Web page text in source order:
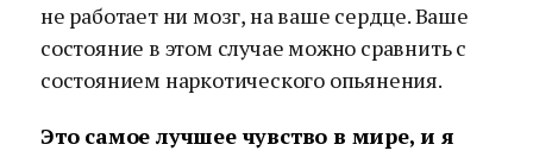
не работает ни мозг, на ваше сердце. Ваше
состояние в этом случае можно сравнить с
состоянием наркотического опьянения.
Это самое лучшее чувство в мире, и я